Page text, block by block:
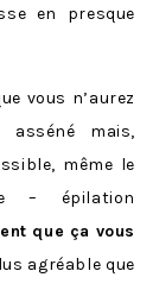
en presque
vous n’aurez
mais,
même le
– épilation
que ça vous
agréable que